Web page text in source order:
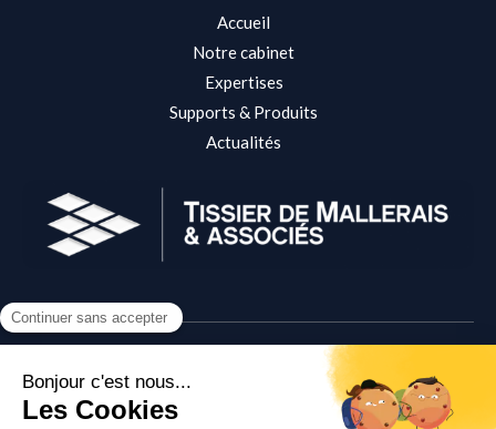
Accueil
Notre cabinet
Expertises
Supports & Produits
Actualités